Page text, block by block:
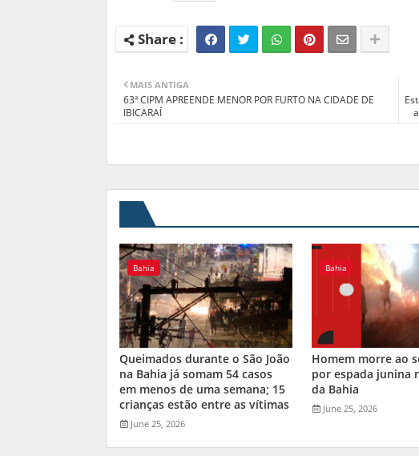
MAIS ANTIGA
63ª CIPM APREENDE MENOR POR FURTO NA CIDADE DE
IBICARAÍ
Bahia
Queimados durante o São João
na Bahia já somam 54 casos
em menos de uma semana; 15
crianças estão entre as vítimas
June 25, 2026
Bahia
Homem morre ao
por espada junina
da Bahia
June 25, 2026